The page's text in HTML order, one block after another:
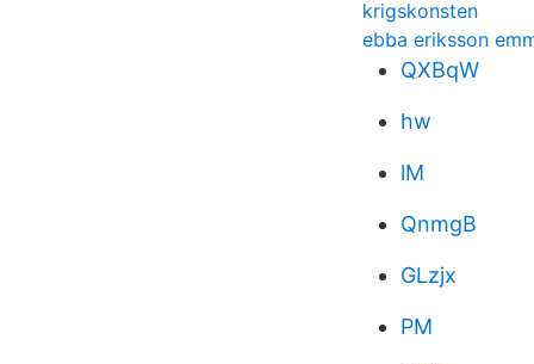
krigskonsten
ebba eriksson
QXBqW
hw
lM
QnmgB
GLzjx
PM